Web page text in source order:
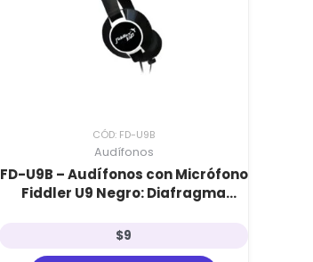
CÓD: FD-U9B
Audífonos
FD-U9B – Audífonos con Micrófono
Fiddler U9 Negro: Diafragma
Ajuste Seguro
$9